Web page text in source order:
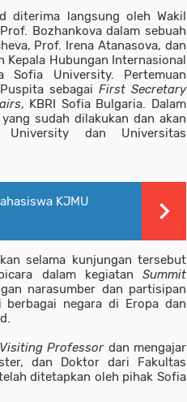
diterima langsung oleh Wakil
Bozhankova dalam sebuah
Prof. Irena Atanasova, dan
Kepala Hubungan Internasional
Sofia University. Pertemuan
sebagaiFirst Secretary
, KBRI Sofia Bulgaria. Dalam
sudah dilakukan dan akan
dan Universitas
KJMU
selama kunjungan tersebut
dalam kegiatan Summit
narasumber dan partisipan
negara di Eropa dan
Visiting Professor dan mengajar
dan Doktor dari Fakultas
ditetapkan oleh pihak Sofia